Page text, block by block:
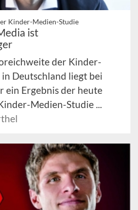
Kinder-Medien-Studie
ist
der Kinder-
Deutschland liegt bei
ein Ergebnis der heute
Medien-Studie ...